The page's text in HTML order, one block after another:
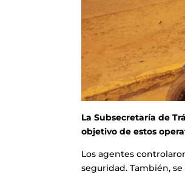
La Subsecretaría de
objetivo de estos
Los agentes
seguridad. También,